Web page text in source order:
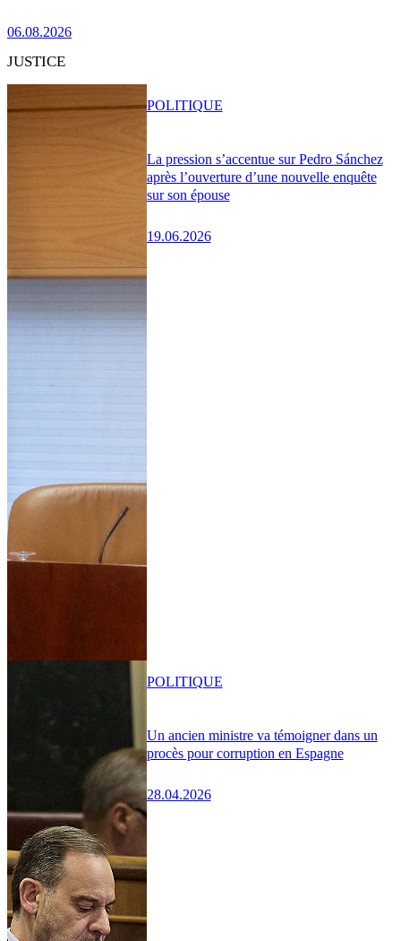
06.08.2026
JUSTICE
La pression s’accentue sur Pedro Sánchez
après l’ouverture d’une nouvelle enquête
sur son épouse
19.06.2026
POLITIQUE
Un ancien ministre va témoigner dans un
procès pour corruption en Espagne
28.04.2026
POLITIQUE